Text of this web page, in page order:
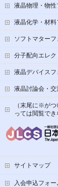
液晶物理・物性
液晶化学・材料
ソフトマターフ
分子配向エレ
液晶デバイスフ
液晶討論会・交
（末尾に※が
っては閲覧でき
サイトマップ
入会申込フォー